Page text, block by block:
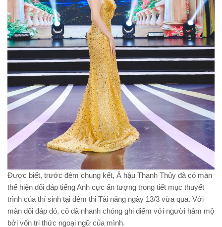
Được biết, trước đêm chung kết, Á hậu Thanh Thủy đã có màn
thể hiện đối đáp tiếng Anh cực ấn tượng trong tiết mục thuyết
trình của thí sinh tại đêm thi Tài năng ngày 13/3 vừa qua. Với
màn đối đáp đó, cô đã nhanh chóng ghi điểm với người hâm mộ
bởi vốn tri thức ngoại ngữ của mình.